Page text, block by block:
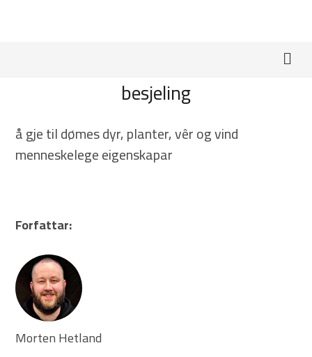
besjeling
å gje til dømes dyr, planter, vêr og vind
menneskelege eigenskapar
Forfattar:
Morten Hetland